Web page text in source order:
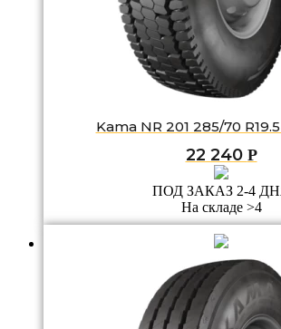
Kama NR 201 285/70
22 240 Р
ПОД ЗАКАЗ 2-4
На складе >4